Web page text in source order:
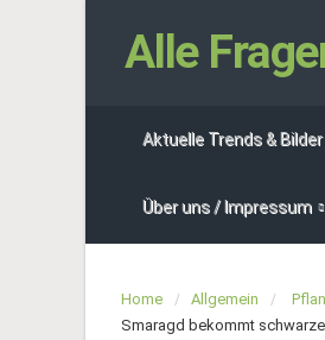
Alle
Aktuelle Trends & Bilder
Über uns / Impressum
Home Allgemein
Smaragd bekommt